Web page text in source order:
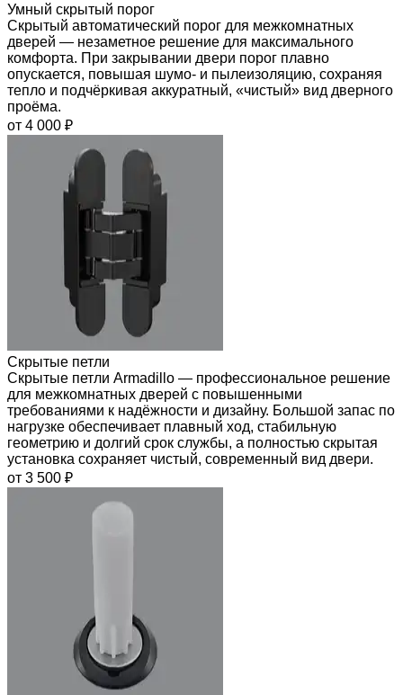
Умный скрытый порог
Скрытый автоматический порог для межкомнатных
дверей — незаметное решение для максимального
комфорта. При закрывании двери порог плавно
опускается, повышая шумо- и пылеизоляцию, сохраняя
тепло и подчёркивая аккуратный, «чистый» вид дверного
проёма.
от 4 000 ₽
Скрытые петли
Скрытые петли Armadillo — профессиональное решение
для межкомнатных дверей с повышенными
требованиями к надёжности и дизайну. Большой запас по
нагрузке обеспечивает плавный ход, стабильную
геометрию и долгий срок службы, а полностью скрытая
установка сохраняет чистый, современный вид двери.
от 3 500 ₽